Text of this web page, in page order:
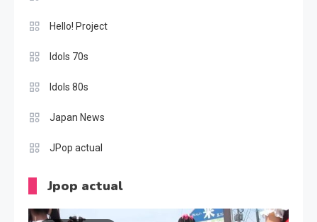
Hello! Project
Idols 70s
Idols 80s
Japan News
JPop actual
Jpop actual